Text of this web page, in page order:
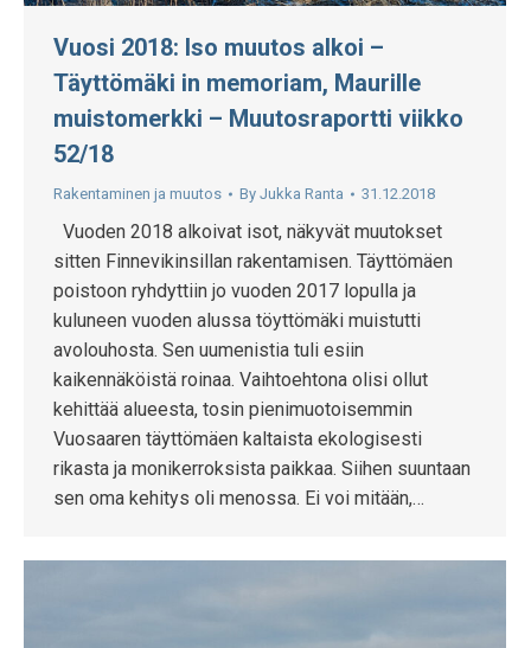
Vuosi 2018: Iso muutos alkoi –
Täyttömäki in memoriam, Maurille
muistomerkki – Muutosraportti viikko
52/18
Rakentaminen ja muutos By Jukka Ranta 31.12.2018
Vuoden 2018 alkoivat isot, näkyvät muutokset
sitten Finnevikinsillan rakentamisen. Täyttömäen
poistoon ryhdyttiin jo vuoden 2017 lopulla ja
kuluneen vuoden alussa töyttömäki muistutti
avolouhosta. Sen uumenistia tuli esiin
kaikennäköistä roinaa. Vaihtoehtona olisi ollut
kehittää alueesta, tosin pienimuotoisemmin
Vuosaaren täyttömäen kaltaista ekologisesti
rikasta ja monikerroksista paikkaa. Siihen suuntaan
sen oma kehitys oli menossa. Ei voi mitään,…